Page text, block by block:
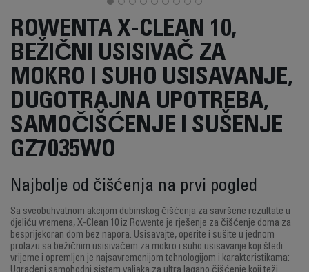
ROWENTA X-CLEAN 10,
BEŽIČNI USISIVAČ ZA
MOKRO I SUHO USISAVANJE,
DUGOTRAJNA UPOTREBA,
SAMOČIŠĆENJE I SUŠENJE
GZ7035WO
Najbolje od čišćenja na prvi pogled
Sa sveobuhvatnom akcijom dubinskog čišćenja za savršene rezultate u
djeliću vremena, X-Clean 10 iz Rowente je rješenje za čišćenje doma za
besprijekoran dom bez napora. Usisavajte, operite i sušite u jednom
prolazu sa bežičnim usisivačem za mokro i suho usisavanje koji štedi
vrijeme i opremljen je najsavremenijom tehnologijom i karakteristikama: